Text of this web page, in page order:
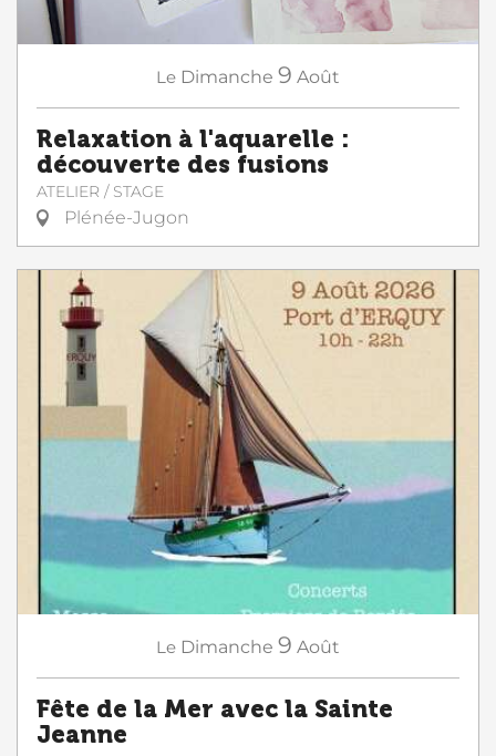
Le Dimanche 9 Août
Relaxation à l'aquarelle :
découverte des fusions
ATELIER / STAGE
Plénée-Jugon
Le Dimanche 9 Août
Fête de la Mer avec la Sainte
Jeanne